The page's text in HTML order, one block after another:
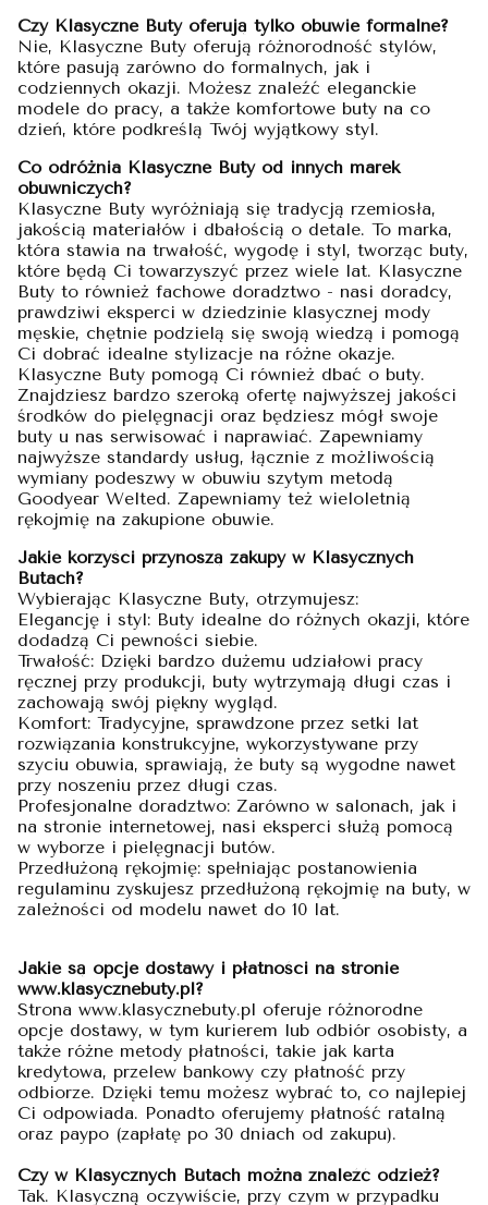
Czy Klasyczne Buty oferują tylko obuwie formalne?
Nie, Klasyczne Buty oferują różnorodność stylów,
które pasują zarówno do formalnych, jak i
codziennych okazji. Możesz znaleźć eleganckie
modele do pracy, a także komfortowe buty na co
dzień, które podkreślą Twój wyjątkowy styl.
Co odróżnia Klasyczne Buty od innych marek
obuwniczych?
Klasyczne Buty wyróżniają się tradycją rzemiosła,
jakością materiałów i dbałością o detale. To marka,
która stawia na trwałość, wygodę i styl, tworząc buty,
które będą Ci towarzyszyć przez wiele lat. Klasyczne
Buty to również fachowe doradztwo - nasi doradcy,
prawdziwi eksperci w dziedzinie klasycznej mody
męskie, chętnie podzielą się swoją wiedzą i pomogą
Ci dobrać idealne stylizacje na różne okazje.
Klasyczne Buty pomogą Ci również dbać o buty.
Znajdziesz bardzo szeroką ofertę najwyższej jakości
środków do pielęgnacji oraz będziesz mógł swoje
buty u nas serwisować i naprawiać. Zapewniamy
najwyższe standardy usług, łącznie z możliwością
wymiany podeszwy w obuwiu szytym metodą
Goodyear Welted. Zapewniamy też wieloletnią
rękojmię na zakupione obuwie.
Jakie korzyści przynoszą zakupy w Klasycznych
Butach?
Wybierając Klasyczne Buty, otrzymujesz:
Elegancję i styl: Buty idealne do różnych okazji, które
dodadzą Ci pewności siebie.
Trwałość: Dzięki bardzo dużemu udziałowi pracy
ręcznej przy produkcji, buty wytrzymają długi czas i
zachowają swój piękny wygląd.
Komfort: Tradycyjne, sprawdzone przez setki lat
rozwiązania konstrukcyjne, wykorzystywane przy
szyciu obuwia, sprawiają, że buty są wygodne nawet
przy noszeniu przez długi czas.
Profesjonalne doradztwo: Zarówno w salonach, jak i
na stronie internetowej, nasi eksperci służą pomocą
w wyborze i pielęgnacji butów.
Przedłużoną rękojmię: spełniając postanowienia
regulaminu zyskujesz przedłużoną rękojmię na buty, w
zależności od modelu nawet do 10 lat.
Jakie są opcje dostawy i płatności na stronie
www.klasycznebuty.pl?
Strona www.klasycznebuty.pl oferuje różnorodne
opcje dostawy, w tym kurierem lub odbiór osobisty, a
także różne metody płatności, takie jak karta
kredytowa, przelew bankowy czy płatność przy
odbiorze. Dzięki temu możesz wybrać to, co najlepiej
Ci odpowiada. Ponadto oferujemy płatność ratalną
oraz paypo (zapłatę po 30 dniach od zakupu).
Czy w Klasycznych Butach można znaleźć odzież?
Tak. Klasyczną oczywiście, przy czym w przypadku